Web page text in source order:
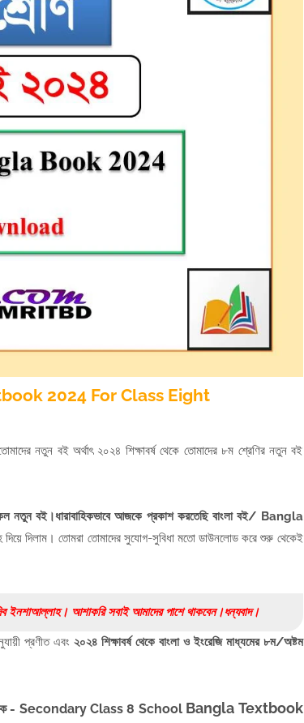
2024 For Class Eight
নতুন বই অর্থাৎ ২০২৪ শিক্ষাবর্ষ থেকে তোমাদের ৮ম শ্রেণির নতুন বই
নতুন বই।ধারাবাহিকভাবে আজকে প্রকাশ করতেছি বাংলা বই/ Bangla
দিলাম। তোমরা তোমাদের সুযোগ-সুবিধা মতো ডাউনলোড করে শুরু থেকেই
ইনশাআল্লাহ। আশাকরি সবাই আমাদের পাশে থাকবেন।ধন্যবাদ।
প্রণীত এবং ২০২৪ শিক্ষাবর্ষ থেকে বাংলা ও ইংরেজি মাধ্যমের ৮ম/অষ্টম
- Secondary Class 8 School Bangla Textbook